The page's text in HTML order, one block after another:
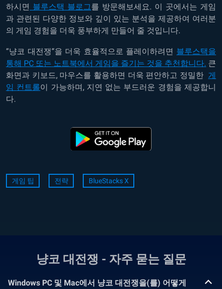
하시면 블루스택 블로그를 방문해보세요. 이 곳에서는 게임
과 관련된 다양한 정보와 깊이 있는 분석을 제공하여 여러분
의 게임 경험을 더욱 풍부하게 만들어 줄 것입니다.
“냥코 대전쟁“을 더욱 효율적으로 플레이하려면 블루스택을
통해 PC 또는 노트북에서 게임을 즐기는 것을 추천합니다. 큰
화면과 키보드, 마우스를 활용하면 더욱 편안하고 정밀한 게
임 컨트롤이 가능하며, 지연 없는 부드러운 경험을 제공합니
다.
게임 팁 전략 BlueStacks X
냥코 대전쟁 - 자주 묻는 질문
Windows PC 및 Mac에서 냥코 대전쟁을(를) 어떻게